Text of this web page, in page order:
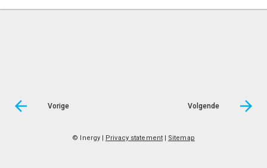
Vorige Volgende
© Inergy Privacy statement| Sitemap